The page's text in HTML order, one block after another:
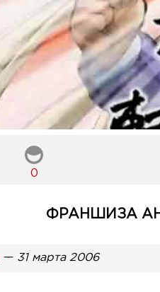
0
ФРАНШИЗА
— 31 марта 2006